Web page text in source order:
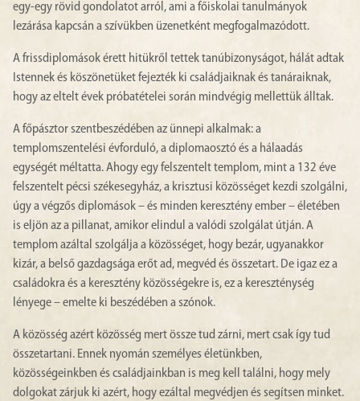
egy-egy rövid gondolatot arról, ami a főiskolai tanulmányok
lezárása kapcsán a szívükben üzenetként megfogalmazódott.
A frissdiplomások érett hitükről tettek tanúbizonyságot, hálát adtak
Istennek és köszönetüket fejezték ki családjaiknak és tanáraiknak,
hogy az eltelt évek próbatételei során mindvégig mellettük álltak.
A főpásztor szentbeszédében az ünnepi alkalmak: a
templomszentelési évforduló, a diplomaosztó és a hálaadás
egységét méltatta. Ahogy egy felszentelt templom, mint a 132 éve
felszentelt pécsi székesegyház, a krisztusi közösséget kezdi szolgálni,
úgy a végzős diplomások – és minden keresztény ember – életében
is eljön az a pillanat, amikor elindul a valódi szolgálat útján. A
templom azáltal szolgálja a közösséget, hogy bezár, ugyanakkor
kizár, a belső gazdagsága erőt ad, megvéd és összetart. De igaz ez a
családokra és a keresztény közösségekre is, ez a kereszténység
lényege – emelte ki beszédében a szónok.
A közösség azért közösség mert össze tud zárni, mert csak így tud
összetartani. Ennek nyomán személyes életünkben,
közösségeinkben és családjainkban is meg kell találni, hogy mely
dolgokat zárjuk ki azért, hogy ezáltal megvédjen és segítsen minket.